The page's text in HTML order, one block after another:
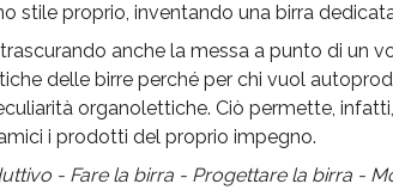
stile proprio, inventando una birra
anche la messa a punto di un
delle birre perché per chi vuol
organolettiche. Ciò permette,
i prodotti del proprio impegno.
- Fare la birra - Progettare la birra -